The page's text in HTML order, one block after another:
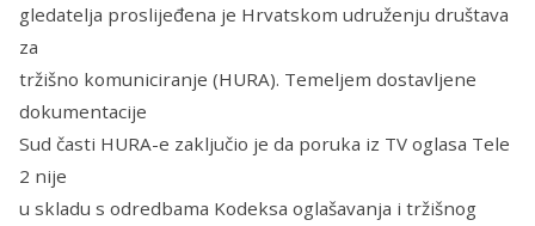
gledatelja proslijeđena je Hrvatskom udruženju društava
za
tržišno komuniciranje (HURA). Temeljem dostavljene
dokumentacije
Sud časti HURA-e zaključio je da poruka iz TV oglasa Tele
2 nije
u skladu s odredbama Kodeksa oglašavanja i tržišnog